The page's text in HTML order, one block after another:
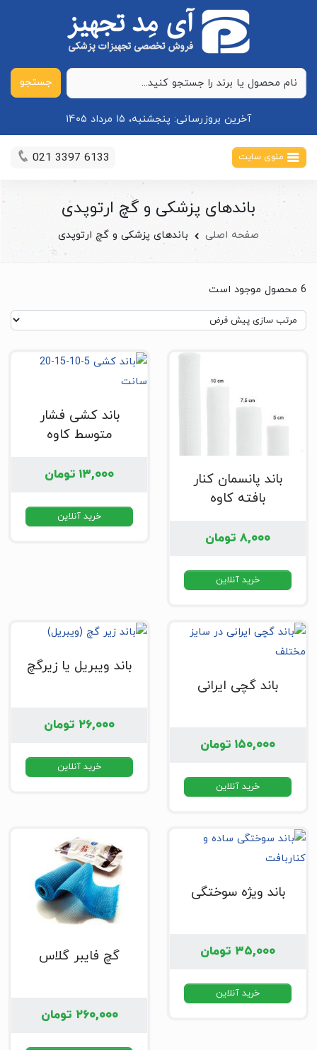
جستجو
آخرین بروزرسانی: پنجشنبه، ۱۵ مرداد ۱۴۰۵
منوی سایت 021 3397 6133
باندهای پزشکی و گچ ارتوپدی
صفحه اصلی باندهای پزشکی و گچ ارتوپدی
6 محصول موجود است
باند پانسمان کنار
بافته کاوه
۸,۰۰۰ تومان
خرید آنلاین
باند کشی فشار
متوسط کاوه
۱۳,۰۰۰ تومان
خرید آنلاین
باند گچی ایرانی
۱۵۰,۰۰۰ تومان
خرید آنلاین
باند ویبریل یا زیرگچ
۲۶,۰۰۰ تومان
خرید آنلاین
باند ویژه سوختگی
۳۵,۰۰۰ تومان
خرید آنلاین
گچ فایبر گلاس
۲۶۰,۰۰۰ تومان